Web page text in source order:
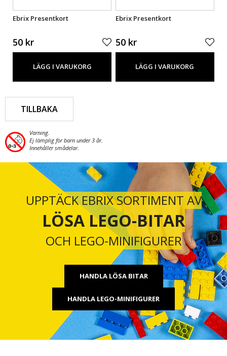
Ebrix Presentkort
50 kr
LÄGG I VARUKORG
Ebrix Presentkort
50 kr
LÄGG I VARUKORG
TILLBAKA
Varning.
Ej lämplig för barn under 3 år.
Innehåller smådelar.
UPPTÄCK EBRIX SORTIMENT AV
LÖSA LEGO-BITAR
OCH LEGO-MINIFIGURER
HANDLA LÖSA BITAR
HANDLA LEGO-MINIFIGURER